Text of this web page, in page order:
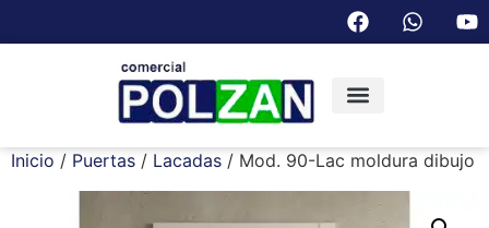
Inicio / Puertas / Lacadas / Mod. 90-Lac moldura dibujo